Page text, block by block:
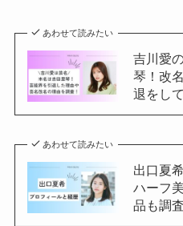
あわせて読みたい
吉川愛
琴！改
退をし
あわせて読みたい
出口夏
ハーフ
品も調査